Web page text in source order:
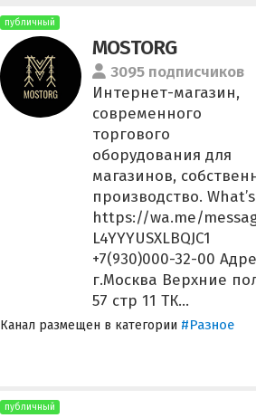
публичный
MOSTORG
3095 подписчиков
Интернет-магазин,
современного
торгового
оборудования для
магазинов,
производство.
https://wa.me/
L4YYYUSXLBQJC1
+7(930)000-32-00
г.Москва Верхние
57 стр 11 ТК...
Канал размещен в категории #Разное
публичный